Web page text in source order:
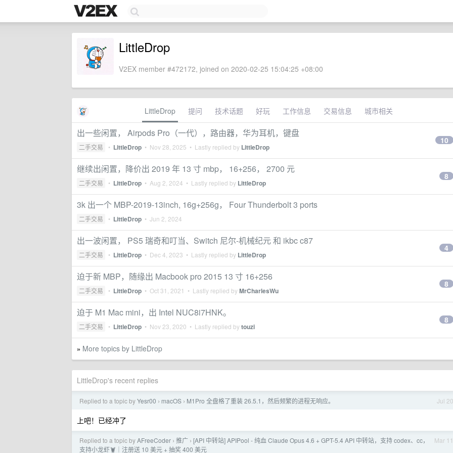
LittleDrop
V2EX member #472172, joined on 2020-02-25 15:04:25 +08:00
LittleDrop 提问 技术话题 好玩 工作信息 交易信息 城市相关
出一些闲置， Airpods Pro（一代），路由器，华为耳机，键盘
二手交易 • LittleDrop • Nov 28, 2025 • Lastly replied by LittleDrop
10
继续出闲置，降价出 2019 年 13 寸 mbp， 16+256， 2700 元
二手交易 • LittleDrop • Aug 2, 2024 • Lastly replied by LittleDrop
8
3k 出一个 MBP-2019-13inch, 16g+256g， Four Thunderbolt 3 ports
二手交易 • LittleDrop • Jun 2, 2024
出一波闲置， PS5 瑞奇和叮当、Switch 尼尔-机械纪元 和 ikbc c87
二手交易 • LittleDrop • Dec 4, 2023 • Lastly replied by LittleDrop
4
迫于新 MBP，随缘出 Macbook pro 2015 13 寸 16+256
二手交易 • LittleDrop • Oct 31, 2021 • Lastly replied byMrCharlesWu
8
迫于 M1 Mac mini，出 Intel NUC8i7HNK。
二手交易 • LittleDrop • Nov 23, 2020 • Lastly replied bytouzi
8
» More topics by LittleDrop
LittleDrop's recent replies
Jul 20
Replied to a topic byYesr00 › macOS › M1Pro 全盘格了重装 26.5.1，然后频繁的进程无响应。
上吧！已经冲了
Mar 11
Replied to a topic byAFreeCoder › 推广 › [API 中转站] APIPool - 纯血 Claude Opus 4.6 + GPT-5.4 API 中转站，支持 codex、cc，
支持小龙虾🦞｜注册送 10 美元 + 抽奖 400 美元